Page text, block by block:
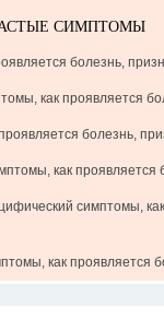
СИМПТОМЫ
болезнь,
как проявляется
болезнь,
как проявляется
симптомы,
как проявляется